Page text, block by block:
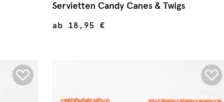
Servietten Candy Canes & Twigs
ab 18,95 €